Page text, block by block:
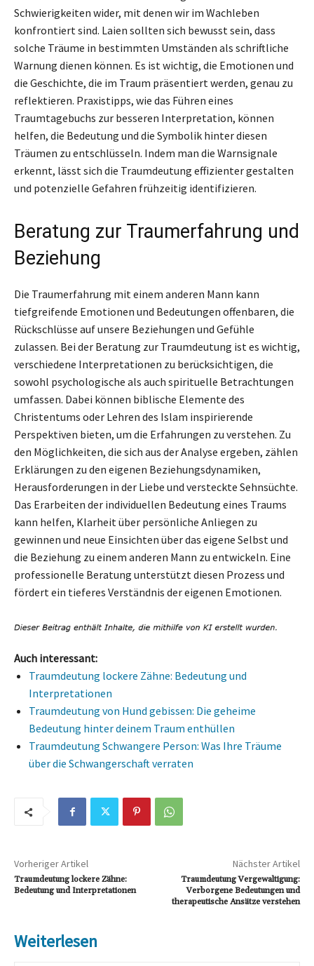
Schwierigkeiten wider, mit denen wir im Wachleben
konfrontiert sind. Laien sollten sich bewusst sein, dass
solche Träume in bestimmten Umständen als schriftliche
Warnung dienen können. Es ist wichtig, die Emotionen und
die Geschichte, die im Traum präsentiert werden, genau zu
reflektieren. Praxistipps, wie das Führen eines
Traumtagebuchs zur besseren Interpretation, können
helfen, die Bedeutung und die Symbolik hinter diesen
Träumen zu entschlüsseln. Indem man die Warnsignale
erkennt, lässt sich die Traumdeutung effizienter gestalten
und potenzielle Gefahren frühzeitig identifizieren.
Beratung zur Traumerfahrung und
Beziehung
Die Traumerfahrung mit einem anderen Mann kann
tiefgreifende Emotionen und Bedeutungen offenbaren, die
Rückschlüsse auf unsere Beziehungen und Gefühle
zulassen. Bei der Beratung zur Traumdeutung ist es wichtig,
verschiedene Interpretationen zu berücksichtigen, die
sowohl psychologische als auch spirituelle Betrachtungen
umfassen. Dabei können biblische Elemente des
Christentums oder Lehren des Islam inspirierende
Perspektiven bieten, um die Erfahrungen zu verstehen. Zu
den Möglichkeiten, die sich aus der Analyse ergeben, zählen
Erklärungen zu den eigenen Beziehungsdynamiken,
Herausforderungen in der Liebe und versteckte Sehnsüchte.
Das Erarbeiten der individuellen Bedeutung eines Traums
kann helfen, Klarheit über persönliche Anliegen zu
gewinnen und neue Einsichten über das eigene Selbst und
die Beziehung zu einem anderen Mann zu entwickeln. Eine
professionelle Beratung unterstützt diesen Prozess und
fördert ein tieferes Verständnis der eigenen Emotionen.
Auch interessant:
Traumdeutung lockere Zähne: Bedeutung und
Interpretationen
Traumdeutung von Hund gebissen: Die geheime
Bedeutung hinter deinem Traum enthüllen
Traumdeutung Schwangere Person: Was Ihre Träume
über die Schwangerschaft verraten
Vorheriger Artikel
Traumdeutung lockere Zähne:
Bedeutung und Interpretationen
Nächster Artikel
Traumdeutung Vergewaltigung:
Verborgene Bedeutungen und
therapeutische Ansätze verstehen
Weiterlesen